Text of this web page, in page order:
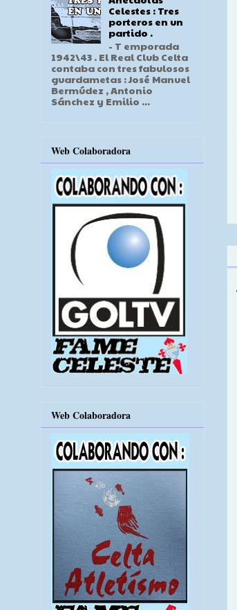
Celestes : Tres
porteros en un
partido .
- T emporada
1942\43 . El Real Club Celta
contaba con tres fabulosos
guardametas : José Manuel
Bermúdez , Antonio
Sánchez y Emilio ...
Web Colaboradora
Web Colaboradora